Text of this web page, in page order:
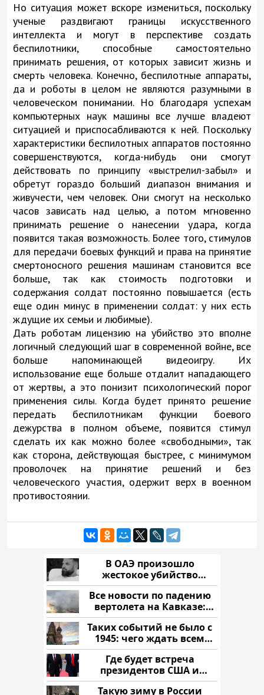
Но ситуация может вскоре измениться, поскольку
ученые раздвигают границы искусственного
интеллекта и могут в перспективе создать
беспилотники, способные самостоятельно
принимать решения, от которых зависит жизнь и
смерть человека. Конечно, беспилотные аппараты,
да и роботы в целом не являются разумными в
человеческом понимании. Но благодаря успехам
компьютерных наук машины все лучше владеют
ситуацией и приспосабливаются к ней. Поскольку
характеристики беспилотных аппаратов постоянно
совершенствуются, когда-нибудь они смогут
действовать по принципу «выстрелил-забыл» и
обретут гораздо больший диапазон внимания и
живучести, чем человек. Они смогут на несколько
часов зависать над целью, а потом мгновенно
принимать решение о нанесении удара, когда
появится такая возможность. Более того, стимулов
для передачи боевых функций и права на принятие
смертоносного решения машинам становится все
больше, так как стоимость подготовки и
содержания солдат постоянно повышается (есть
еще один минус в применении солдат: у них есть
ждущие их семьи и любимые).
Дать роботам лицензию на убийство это вполне
логичный следующий шаг в современной войне, все
больше напоминающей видеоигру. Их
использование еще больше отдалит нападающего
от жертвы, а это понизит психологический порог
применения силы. Когда будет принято решение
передать беспилотникам функции боевого
дежурства в полном объеме, появится стимул
сделать их как можно более «свободными», так
как сторона, действующая быстрее, с минимумом
проволочек на принятие решений и без
человеческого участия, одержит верх в военном
противостоянии.
В ОАЭ произошло
жестокое убийство
криптомиллионера
Все новости по падению
вертолета на Кавказе:
читать здесь
Таких событий не было с
1945: чего ждать всем
нам?
Где будет встреча
президентов США и
России: Европа?
Такую зиму в России